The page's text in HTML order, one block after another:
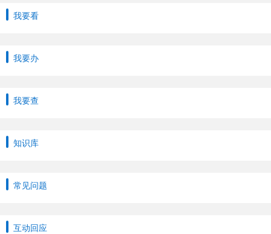
我要看
我要办
我要查
知识库
常见问题
互动回应